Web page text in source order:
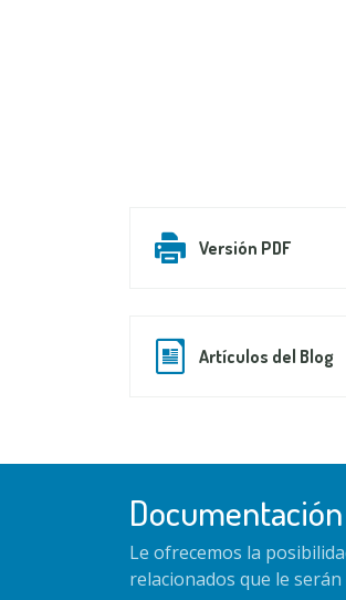
Versión PDF
Artículos del Blog
Le ofrecemos la
relacionados que le